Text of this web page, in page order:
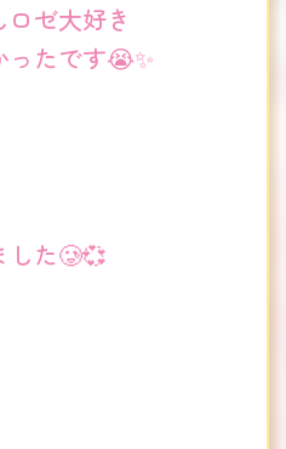
ゼ大好き
ったです😭✨
した🥲💞